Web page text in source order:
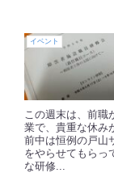
イベント
この週末は、前職
業で、貴重な休み
前中は恒例の戸山
をやらせてもらっ
な研修...